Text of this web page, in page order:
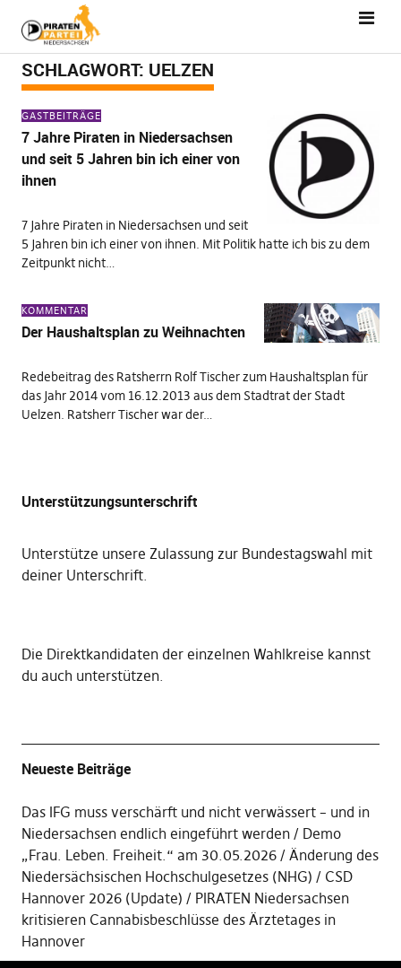
SCHLAGWORT: UELZEN
GASTBEITRÄGE
7 Jahre Piraten in Niedersachsen
und seit 5 Jahren bin ich einer von
ihnen
7 Jahre Piraten in Niedersachsen und seit
5 Jahren bin ich einer von ihnen. Mit Politik hatte ich bis zu dem
Zeitpunkt nicht…
KOMMENTAR
Der Haushaltsplan zu Weihnachten
Redebeitrag des Ratsherrn Rolf Tischer zum Haushaltsplan für
das Jahr 2014 vom 16.12.2013 aus dem Stadtrat der Stadt
Uelzen. Ratsherr Tischer war der…
Unterstützungsunterschrift
Unterstütze unsere Zulassung zur Bundestagswahl mit
deiner Unterschrift.
Die Direktkandidaten der einzelnen Wahlkreise kannst
du auch unterstützen.
Neueste Beiträge
Das IFG muss verschärft und nicht verwässert – und in
Niedersachsen endlich eingeführt werden
Demo
„Frau. Leben. Freiheit.“ am 30.05.2026
Änderung des
Niedersächsischen Hochschulgesetzes (NHG)
CSD
Hannover 2026 (Update)
PIRATEN Niedersachsen
kritisieren Cannabisbeschlüsse des Ärztetages in
Hannover